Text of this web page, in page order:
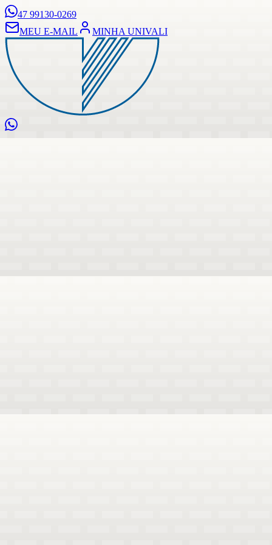
47 99130-0269
MEU E-MAIL
MINHA UNIVALI